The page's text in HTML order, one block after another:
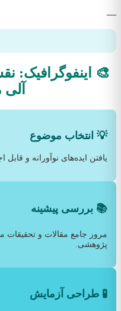
—
🎨 اینفوگرافیک:
💡 انتخاب موضوع
یافتن ایده‌های نوآورانه و
📚 بررسی پیشینه
مرور جامع مقالات و
پژوهشی.
🧪 طراحی آزمایش